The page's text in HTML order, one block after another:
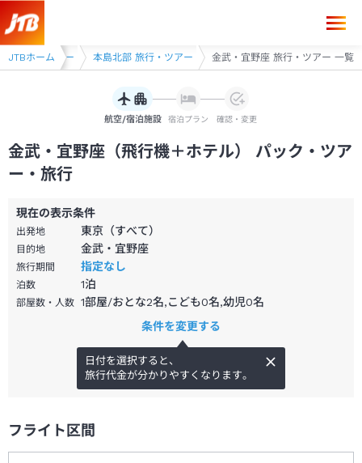
JTBホーム
県 旅行・ツアー 本島北部 旅行・ツアー 金武・宜野座 旅行・ツアー 一覧
航空/宿泊施設 宿泊プラン 確認・変更
金武・宜野座（飛行機＋ホテル） パック・ツア
ー・旅行
現在の表示条件
出発地 東京（すべて）
目的地 金武・宜野座
旅行期間 指定なし
泊数 1泊
部屋数・人数 1部屋/おとな2名,こども0名,幼児0名
条件を変更する
日付を選択すると、
旅行代金が分かりやすくなります。
フライト区間